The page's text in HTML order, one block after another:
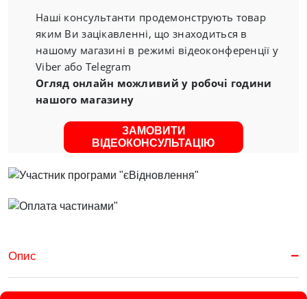
Наші консультанти продемонструють товар
яким Ви зацікавленні, що знаходиться в
нашому магазині в режимі відеоконференції у
Viber або Telegram
Огляд онлайн можливий у робочі години
нашого магазину
ЗАМОВИТИ
ВІДЕОКОНСУЛЬТАЦІЮ
Опис